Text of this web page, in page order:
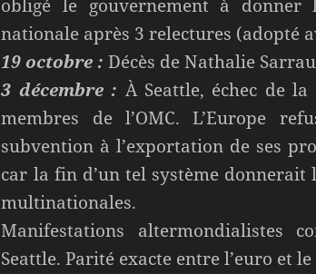
obligé le gouvernement à donner
nationale après 3 relectures (adopté
19 octobre : Décès de Nathalie
3 décembre : À Seattle, échec de
membres de l’OMC. L’Europe
subvention à l’exportation de ses
car la fin d’un tel système
multinationales.
Manifestations altermondialistes
Seattle. Parité exacte entre l’euro et